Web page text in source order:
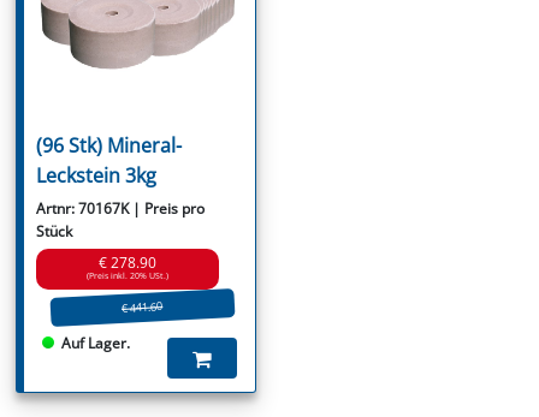
(96 Stk) Mineral-
Leckstein 3kg
Artnr: 70167K | Preis pro
Stück
€ 278.90
(Preis inkl. 20% USt.)
€ 441.60
Auf Lager.